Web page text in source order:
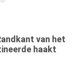
van het
haakt